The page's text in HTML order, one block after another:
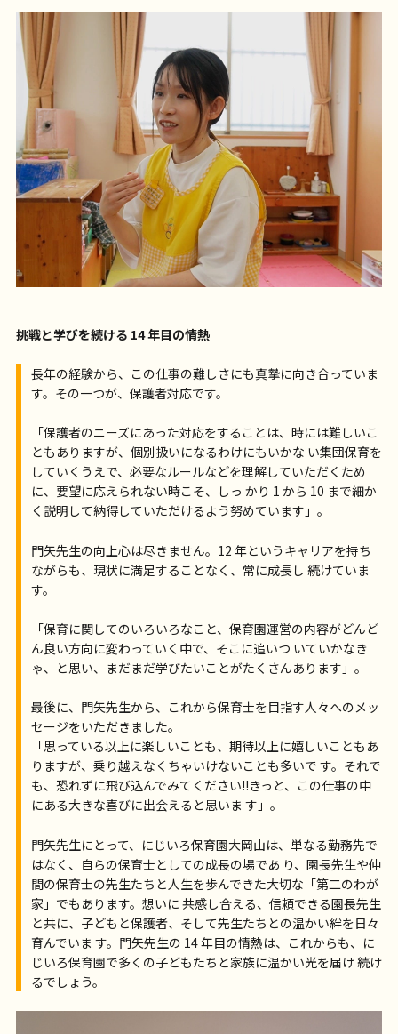
挑戦と学びを続ける 14 年目の情熱
長年の経験から、この仕事の難しさにも真摯に向き合っていま
す。その一つが、保護者対応です。
「保護者のニーズにあった対応をすることは、時には難しいこ
ともありますが、個別扱いになるわけにもいかな い集団保育を
していくうえで、必要なルールなどを理解していただくため
に、要望に応えられない時こそ、しっ かり 1 から 10 まで細か
く説明して納得していただけるよう努めています」。
門矢先生の向上心は尽きません。12 年というキャリアを持ち
ながらも、現状に満足することなく、常に成長し 続けていま
す。
「保育に関してのいろいろなこと、保育園運営の内容がどんど
ん良い方向に変わっていく中で、そこに追いつ いていかなき
ゃ、と思い、まだまだ学びたいことがたくさんあります」。
最後に、門矢先生から、これから保育士を目指す人々へのメッ
セージをいただきました。
「思っている以上に楽しいことも、期待以上に嬉しいこともあ
りますが、乗り越えなくちゃいけないことも多いで す。それで
も、恐れずに飛び込んでみてください!!きっと、この仕事の中
にある大きな喜びに出会えると思いま す」。
門矢先生にとって、にじいろ保育園大岡山は、単なる勤務先で
はなく、自らの保育士としての成長の場であ り、園長先生や仲
間の保育士の先生たちと人生を歩んできた大切な「第二のわが
家」でもあります。想いに 共感し合える、信頼できる園長先生
と共に、子どもと保護者、そして先生たちとの温かい絆を日々
育んでいま す。門矢先生の 14 年目の情熱は、これからも、に
じいろ保育園で多くの子どもたちと家族に温かい光を届け 続け
るでしょう。